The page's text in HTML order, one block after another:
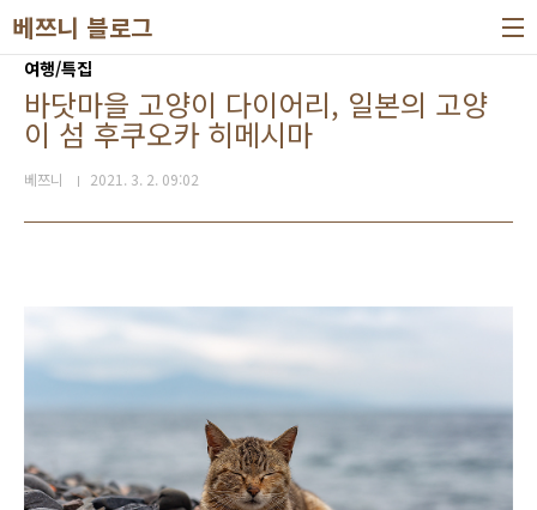
베쯔니 블로그
여행/특집
바닷마을 고양이 다이어리, 일본의 고양
이 섬 후쿠오카 히메시마
베쯔니 2021. 3. 2. 09:02